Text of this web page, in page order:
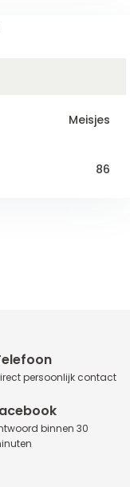
Meisjes
86
persoonlijk contact
binnen 30